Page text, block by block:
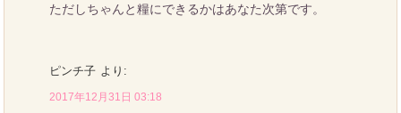
ただしちゃんと糧にできるかはあなた次第です。
ピンチ子 より:
2017年12月31日 03:18